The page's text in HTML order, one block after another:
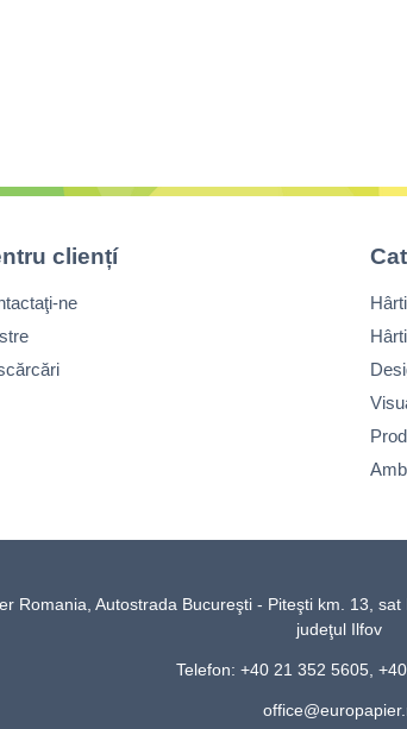
cliențí
ne
Romania, Autostrada Bucureşti - Piteşti km. 13,
judeţul Ilfov
Telefon: +40 21 352 5605,